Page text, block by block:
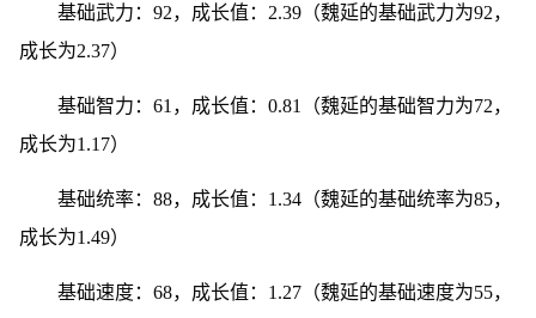
基础武力：92，成长值：2.39（魏延的基础武力为92，
成长为2.37）
基础智力：61，成长值：0.81（魏延的基础智力为72，
成长为1.17）
基础统率：88，成长值：1.34（魏延的基础统率为85，
成长为1.49）
基础速度：68，成长值：1.27（魏延的基础速度为55，